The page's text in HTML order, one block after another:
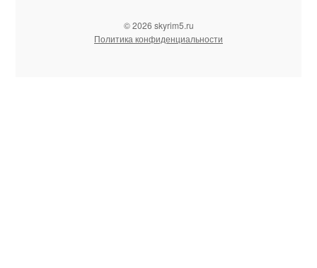
© 2026 skyrim5.ru
Политика конфиденциальности